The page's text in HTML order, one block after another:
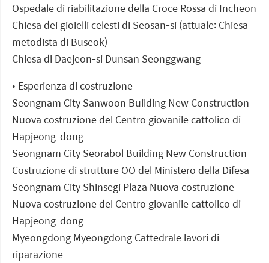
Ospedale di riabilitazione della Croce Rossa di Incheon
Chiesa dei gioielli celesti di Seosan-si (attuale: Chiesa
metodista di Buseok)
Chiesa di Daejeon-si Dunsan Seonggwang
• Esperienza di costruzione
Seongnam City Sanwoon Building New Construction
Nuova costruzione del Centro giovanile cattolico di
Hapjeong-dong
Seongnam City Seorabol Building New Construction
Costruzione di strutture OO del Ministero della Difesa
Seongnam City Shinsegi Plaza Nuova costruzione
Nuova costruzione del Centro giovanile cattolico di
Hapjeong-dong
Myeongdong Myeongdong Cattedrale lavori di
riparazione